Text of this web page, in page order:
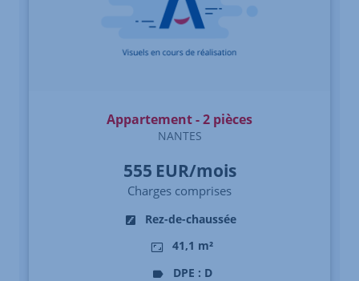
Appartement - 2 pièces
NANTES
555 EUR/mois
Charges comprises
Rez-de-chaussée
41,1 m²
DPE : D